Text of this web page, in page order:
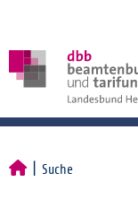
Suche